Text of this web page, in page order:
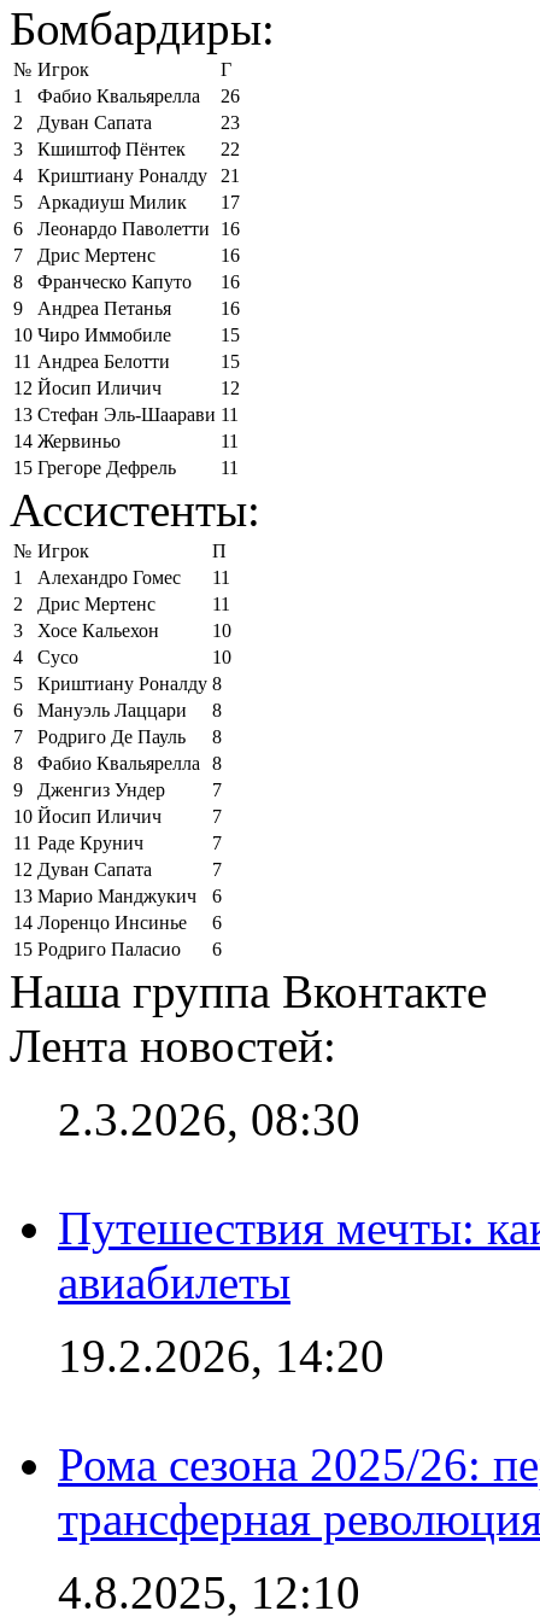
Бомбардиры:
№ Игрок
Г
1
Фабио Квальярелла
26
2
Дуван Сапата
23
3
Кшиштоф Пёнтек
22
4
Криштиану Роналду
21
5
Аркадиуш Милик
17
6
Леонардо Паволетти
16
7
Дрис Мертенс
16
8
Франческо Капуто
16
9
Андреа Петанья
16
10 Чиро Иммобиле
15
11 Андреа Белотти
15
12 Йосип Иличич
12
13 Стефан Эль-Шаарави 11
14 Жервиньо
11
15 Грегоре Дефрель 11
Ассистенты:
№ Игрок
П
1
Алехандро Гомес
11
2
Дрис Мертенс
11
3
Хосе Кальехон
10
4
Сусо
10
5
Криштиану Роналду 8
6
Мануэль Лаццари
8
7
Родриго Де Пауль
8
8
Фабио Квальярелла
8
9
Дженгиз Ундер
7
10 Йосип Иличич
7
11 Раде Крунич
7
12 Дуван Сапата
7
13 Марио Манджукич
6
14 Лоренцо Инсинье
6
15 Родриго Паласио 6
Наша группа Вконтакте
Лента новостей:
2.3.2026, 08:30
Путешествия мечты:
авиабилеты
19.2.2026, 14:20
Рома сезона 2025/26:
трансферная
4.8.2025, 12:10